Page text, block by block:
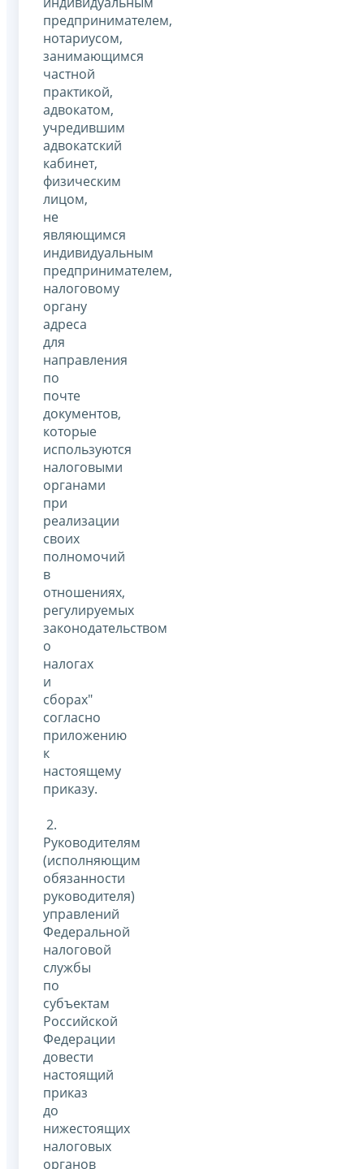
предпринимателем,
нотариусом,
занимающимся
частной
практикой,
адвокатом,
учредившим
адвокатский
кабинет,
физическим
лицом,
не
являющимся
индивидуальным
предпринимателем,
налоговому
органу
адреса
для
направления
по
почте
документов,
которые
используются
налоговыми
органами
при
реализации
своих
полномочий
в
отношениях,
регулируемых
законодательством
о
налогах
и
сборах"
согласно
приложению
к
настоящему
приказу.
2.
Руководителям
(исполняющим
обязанности
руководителя)
управлений
Федеральной
налоговой
службы
по
субъектам
Российской
Федерации
довести
настоящий
приказ
до
нижестоящих
налоговых
органов